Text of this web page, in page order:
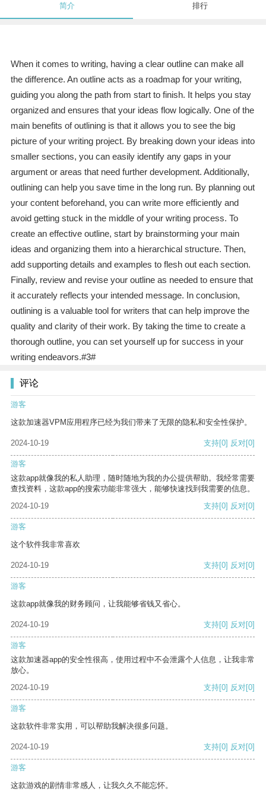
简介 排行
When it comes to writing, having a clear outline can make all
the difference. An outline acts as a roadmap for your writing,
guiding you along the path from start to finish. It helps you stay
organized and ensures that your ideas flow logically. One of the
main benefits of outlining is that it allows you to see the big
picture of your writing project. By breaking down your ideas into
smaller sections, you can easily identify any gaps in your
argument or areas that need further development. Additionally,
outlining can help you save time in the long run. By planning out
your content beforehand, you can write more efficiently and
avoid getting stuck in the middle of your writing process. To
create an effective outline, start by brainstorming your main
ideas and organizing them into a hierarchical structure. Then,
add supporting details and examples to flesh out each section.
Finally, review and revise your outline as needed to ensure that
it accurately reflects your intended message. In conclusion,
outlining is a valuable tool for writers that can help improve the
quality and clarity of their work. By taking the time to create a
thorough outline, you can set yourself up for success in your
writing endeavors.#3#
评论
游客
这款加速器VPM应用程序已经为我们带来了无限的隐私和安全性保护。
2024-10-19 支持[0] 反对[0]
游客
这款app就像我的私人助理，随时随地为我的办公提供帮助。我经常需要
查找资料，这款app的搜索功能非常强大，能够快速找到我需要的信息。
2024-10-19
支持[0] 反对[0]
游客
这个软件我非常喜欢
2024-10-19 支持[0] 反对[0]
游客
这款app就像我的财务顾问，让我能够省钱又省心。
2024-10-19 支持[0] 反对[0]
游客
这款加速器app的安全性很高，使用过程中不会泄露个人信息，让我非常
放心。
2024-10-19
支持[0] 反对[0]
游客
这款软件非常实用，可以帮助我解决很多问题。
2024-10-19 支持[0] 反对[0]
游客
这款游戏的剧情非常感人，让我久久不能忘怀。